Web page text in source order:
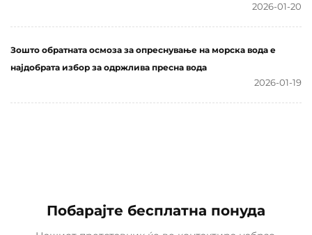
2026-01-20
Зошто обратната осмоза за опреснување на морска вода е
најдобрата избор за одржлива пресна вода
2026-01-19
Побарајте бесплатна понуда